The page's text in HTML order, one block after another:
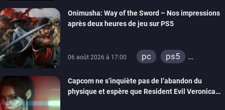
switch 2
Onimusha: Way of the Sword – Nos impressions
après deux heures de jeu sur PS5
06 août 2026 à 17:00 pc
ps5
switch 2
Capcom ne s’inquiète pas de l’abandon du
physique et espère que Resident Evil Veronica